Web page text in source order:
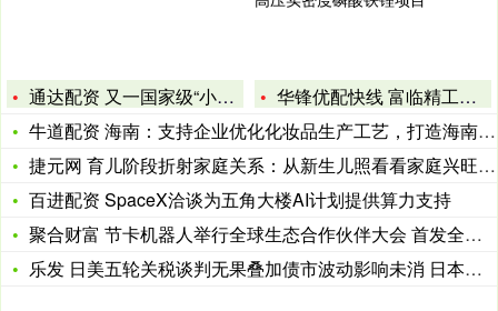
通达配资 又一国家级“小巨人”，成功闯关北交所IPO！
华锋优配快线 富临精工：子公司拟40亿元投建年产35万吨新型
牛道配资 海南：支持企业优化化妆品生产工艺，打造海南特色化妆
捷元网 育儿阶段折射家庭关系：从新生儿照看看家庭兴旺之道
百进配资 SpaceX洽谈为五角大楼AI计划提供算力支持
聚合财富 节卡机器人举行全球生态合作伙伴大会 首发全场景具身
乐发 日美五轮关税谈判无果叠加债市波动影响未消 日本经济如何